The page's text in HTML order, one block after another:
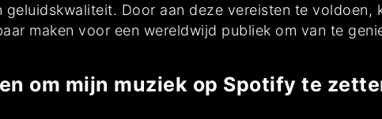
Door aan deze vereisten te voldoen,
maken voor een wereldwijd publiek om van te
om mijn muziek op Spotify te